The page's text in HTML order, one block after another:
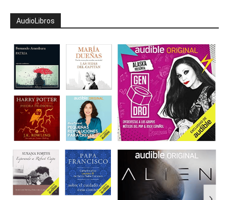
AudioLibros